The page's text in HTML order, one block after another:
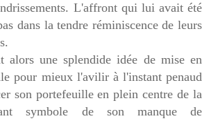
L'affront qui lui avait été
dans la tendre réminiscence de leurs
une splendide idée de mise en
pour mieux l'avilir à l'instant penaud
son portefeuille en plein centre de la
symbole de son manque de